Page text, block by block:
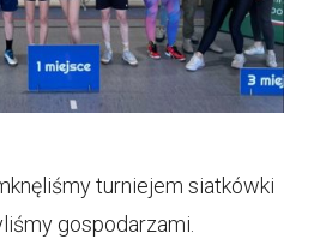
turniejem siatkówki
gospodarzami.